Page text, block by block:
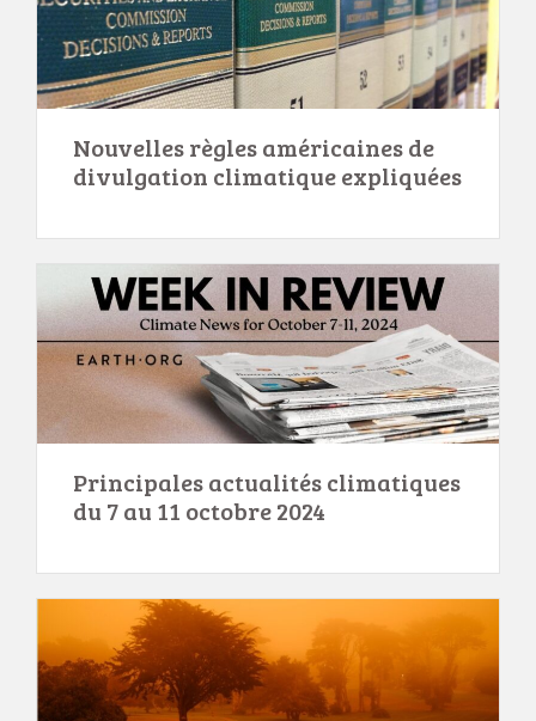
Nouvelles règles américaines de
divulgation climatique expliquées
Principales actualités climatiques
du 7 au 11 octobre 2024